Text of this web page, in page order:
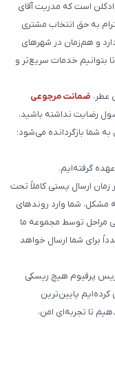
است که مدریت آقای
به حق انتخاب مشتری
و هم‌زمان در شهرهای
بتوانیم خدمات سریع‌تر و
عطر، ضمانت مرجوعی
رضایت نداشته باشید،
شما بازگردانده می‌شود؛
گرفته‌ایم.
ارسال پستی کاملاً تحت
شما وارد روندهای
مراحل توسط مجموعه ما
برای شما ارسال خواهد
پرفیوم هیچ ریسکی
کرده‌ایم پایین‌ترین
تا تجربه‌ای امن،